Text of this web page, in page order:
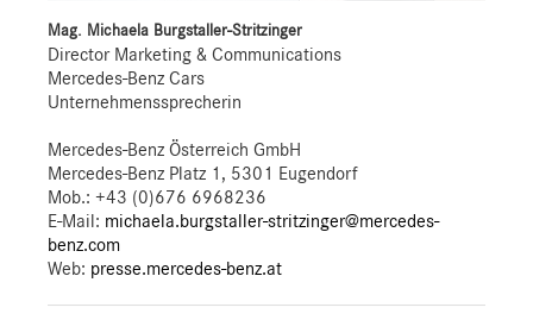
Mag. Michaela Burgstaller-Stritzinger
Director Marketing & Communications
Mercedes-Benz Cars
Unternehmenssprecherin
Mercedes-Benz Österreich GmbH
Mercedes-Benz Platz 1, 5301 Eugendorf
Mob.: +43 (0)676 6968236
E-Mail: michaela.burgstaller-stritzinger@mercedes-
benz.com
Web: presse.mercedes-benz.at